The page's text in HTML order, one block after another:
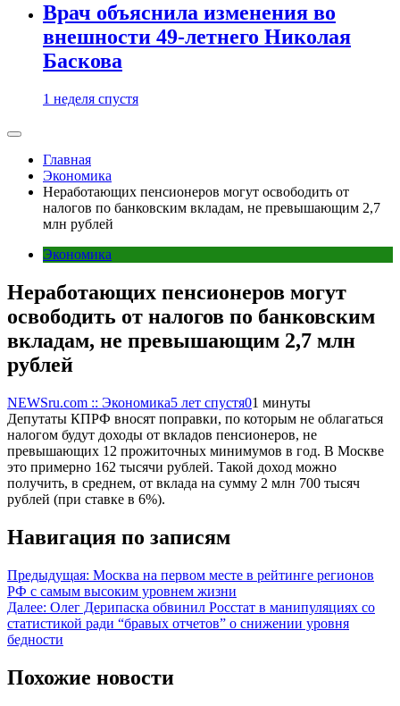
Врач объяснила изменения во
внешности 49-летнего Николая
Баскова
1 неделя спустя
Главная
Экономика
Неработающих пенсионеров могут освободить от
налогов по банковским вкладам, не превышающим 2,7
млн рублей
Экономика
Неработающих пенсионеров могут
освободить от налогов по банковским
вкладам, не превышающим 2,7 млн
рублей
NEWSru.com :: Экономика5 лет спустя01 минуты
Депутаты КПРФ вносят поправки, по которым не облагаться
налогом будут доходы от вкладов пенсионеров, не
превышающих 12 прожиточных минимумов в год. В Москве
это примерно 162 тысячи рублей. Такой доход можно
получить, в среднем, от вклада на сумму 2 млн 700 тысяч
рублей (при ставке в 6%).
Навигация по записям
Предыдущая: Москва на первом месте в рейтинге регионов
РФ с самым высоким уровнем жизни
Далее: Олег Дерипаска обвинил Росстат в манипуляциях со
статистикой ради “бравых отчетов” о снижении уровня
бедности
Похожие новости